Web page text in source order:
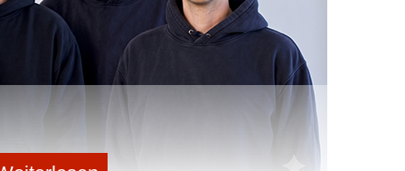
Energy):
Setzen auf gebündelte Angebote, oft
ist ein strategischer Befreiungsschlag. Für die
laut Unternehmensangaben ohne Unterbrechung
einleiten. Die bisherigen Zählerhelden-Gesellschafter,
sich künftig wieder stärker auf ihre jeweiligen